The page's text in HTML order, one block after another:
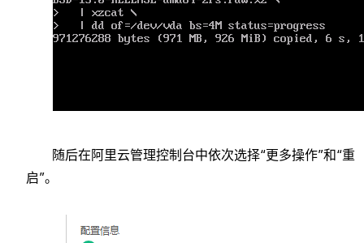
随后在阿里云管理控制台中依次选择“更多操作”和“重
启”。